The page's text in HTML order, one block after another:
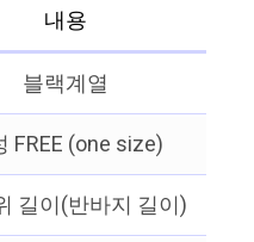
내용
블랙계열
FREE (one size)
길이(반바지 길이)